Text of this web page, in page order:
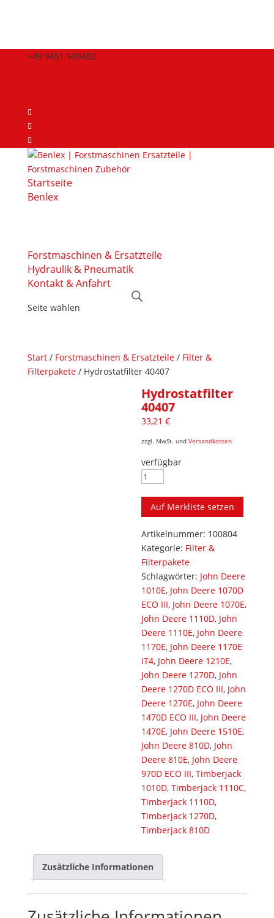
+49 9451 949482
Startseite
Benlex
Forstmaschinen & Ersatzteile
Hydraulik & Pneumatik
Kontakt & Anfahrt
Seite wählen
Start/ Forstmaschinen & Ersatzteile/ Filter &
Filterpakete/ Hydrostatfilter 40407
Hydrostatfilter
40407
33,21€
zzgl. MwSt. undVersandkosten
verfügbar
Hydrostatfilter
Menge
Auf Merkliste setzen
Artikelnummer: 100804
Kategorie: Filter &
Filterpakete
Schlagwörter: John Deere
1010E, John Deere 1070D
ECO III, John Deere 1070E,
John Deere 1110D, John
Deere 1110E, John Deere
1170E, John Deere 1170E
IT4, John Deere 1210E,
John Deere 1270D, John
Deere 1270D ECO III, John
Deere 1270E, John Deere
1470D ECO III, John Deere
1470E, John Deere 1510E,
John Deere 810D, John
Deere 810E, John Deere
970D ECO III,Timberjack
1010D,Timberjack 1110C,
Timberjack 1110D,
Timberjack 1270D,
Timberjack 810D
Zusätzliche Informationen